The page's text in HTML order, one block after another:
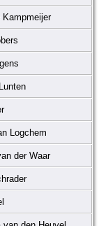
Kampmeijer
Logchem
der Waar